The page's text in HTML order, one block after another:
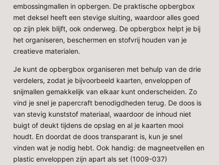
embossingmallen in opbergen. De praktische opbergbox
met deksel heeft een stevige sluiting, waardoor alles goed
op zijn plek blijft, ook onderweg. De opbergbox helpt je bij
het organiseren, beschermen en stofvrij houden van je
creatieve materialen.
Je kunt de opbergbox organiseren met behulp van de drie
verdelers, zodat je bijvoorbeeld kaarten, enveloppen of
snijmallen gemakkelijk van elkaar kunt onderscheiden. Zo
vind je snel je papercraft benodigdheden terug. De doos is
van stevig kunststof materiaal, waardoor de inhoud niet
buigt of deukt tijdens de opslag en al je kaarten mooi
houdt. En doordat de doos transparant is, kun je snel
vinden wat je nodig hebt. Ook handig: de magneetvellen en
plastic enveloppen zijn apart als set (1009-037)